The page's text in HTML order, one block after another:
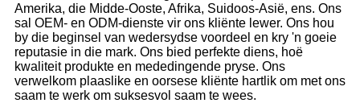
Amerika, die Midde-Ooste, Afrika, Suidoos-Asië, ens. Ons
sal OEM- en ODM-dienste vir ons kliënte lewer. Ons hou
by die beginsel van wedersydse voordeel en kry 'n goeie
reputasie in die mark. Ons bied perfekte diens, hoë
kwaliteit produkte en mededingende pryse. Ons
verwelkom plaaslike en oorsese kliënte hartlik om met ons
saam te werk om suksesvol saam te wees.